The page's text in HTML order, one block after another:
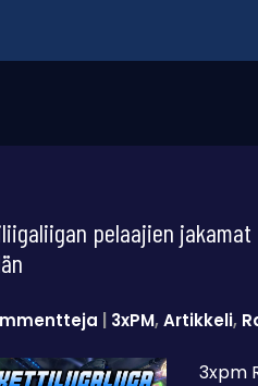
pelaajien
3xPM, Artikkeli,
3xpm